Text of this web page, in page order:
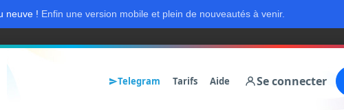
neuve ! Enfin une version mobile et plein de nouveautés à venir.
Telegram Tarifs Aide Se connecter